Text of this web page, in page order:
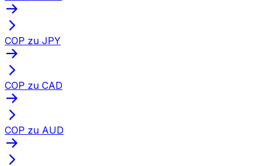
COP zu JPY
COP zu CAD
COP zu AUD